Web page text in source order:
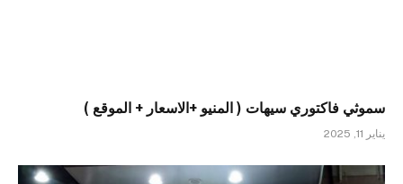
سموثي فاكتوري سيهات ( المنيو +الاسعار + الموقع )
يناير 11, 2025